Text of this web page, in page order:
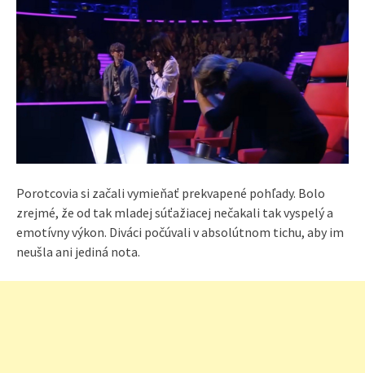
Porotcovia si začali vymieňať prekvapené pohľady. Bolo
zrejmé, že od tak mladej súťažiacej nečakali tak vyspelý a
emotívny výkon. Diváci počúvali v absolútnom tichu, aby im
neušla ani jediná nota.